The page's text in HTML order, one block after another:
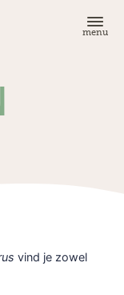
menu
vind je zowel